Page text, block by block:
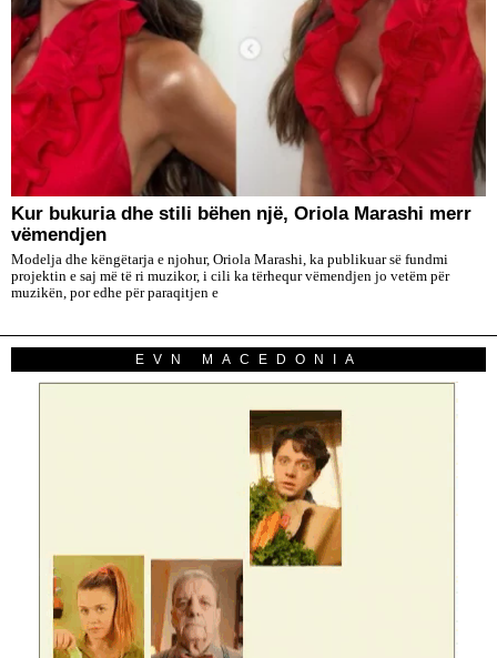
Kur bukuria dhe stili bëhen një, Oriola Marashi merr
vëmendjen
Modelja dhe këngëtarja e njohur, Oriola Marashi, ka publikuar së fundmi
projektin e saj më të ri muzikor, i cili ka tërhequr vëmendjen jo vetëm për
muzikën, por edhe për paraqitjen e
EVN MACEDONIA